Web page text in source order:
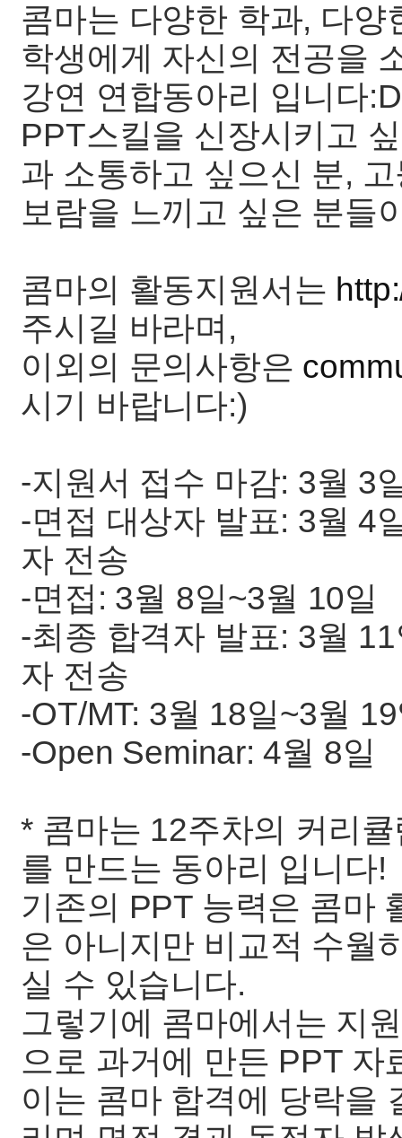
콤마는 다양한 학과, 다
학생에게 자신의 전공을
강연 연합동아리 입니다:D
PPT스킬을 신장시키고
과 소통하고 싶으신 분,
보람을 느끼고 싶은 분들
콤마의 활동지원서는
주시길 바라며,
이외의 문의사항은
시기 바랍니다:)
-지원서 접수 마감: 3월 3
-면접 대상자 발표: 3월 4
자 전송
-면접: 3월 8일~3월 10일
-최종 합격자 발표: 3월
자 전송
-OT/MT: 3월 18일~3월
-Open Seminar: 4월 8일
* 콤마는 12주차의 커리
를 만드는 동아리 입니다!
기존의 PPT 능력은 콤마
은 아니지만 비교적 수월
실 수 있습니다.
그렇기에 콤마에서는 지
으로 과거에 만든 PPT 자
이는 콤마 합격에 당락을